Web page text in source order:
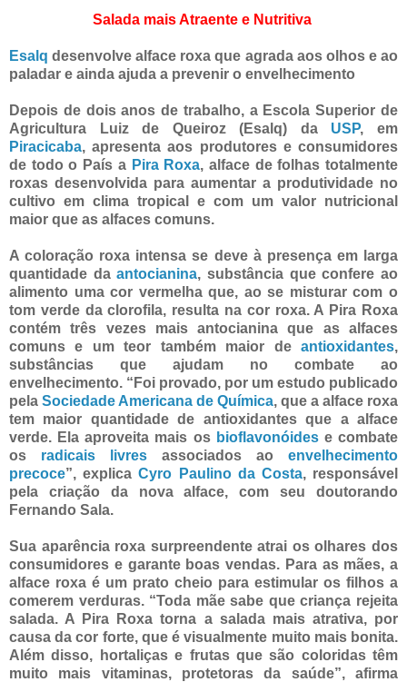
Salada mais Atraente e Nutritiva
Esalq desenvolve alface roxa que agrada aos olhos e ao
paladar e ainda ajuda a prevenir o envelhecimento
Depois de dois anos de trabalho, a Escola Superior de
Agricultura Luiz de Queiroz (Esalq) da USP, em
Piracicaba, apresenta aos produtores e consumidores
de todo o País a Pira Roxa, alface de folhas totalmente
roxas desenvolvida para aumentar a produtividade no
cultivo em clima tropical e com um valor nutricional
maior que as alfaces comuns.
A coloração roxa intensa se deve à presença em larga
quantidade daantocianina, substância que confere ao
alimento uma cor vermelha que, ao se misturar com o
tom verde da clorofila, resulta na cor roxa. A Pira Roxa
contém três vezes mais antocianina que as alfaces
comuns e um teor também maior de antioxidantes,
substâncias que ajudam no combate ao
envelhecimento. “Foi provado, por um estudo publicado
pela Sociedade Americana de Química, que a alface roxa
tem maior quantidade de antioxidantes que a alface
verde. Ela aproveita mais os bioflavonóidese combate
os radicais livres associados ao envelhecimento
precoce”, explicaCyro Paulino da Costa, responsável
pela criação da nova alface, com seu doutorando
Fernando Sala.
Sua aparência roxa surpreendente atrai os olhares dos
consumidores e garante boas vendas. Para as mães, a
alface roxa é um prato cheio para estimular os filhos a
comerem verduras. “Toda mãe sabe que criança rejeita
salada. A Pira Roxa torna a salada mais atrativa, por
causa da cor forte, que é visualmente muito mais bonita.
Além disso, hortaliças e frutas que são coloridas têm
muito mais vitaminas, protetoras da saúde”, afirma